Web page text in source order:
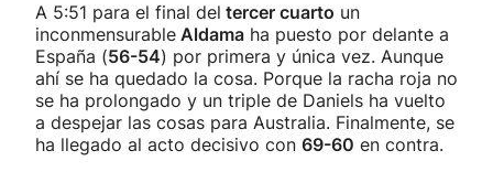
A 5:51 para el final del tercer cuarto un
inconmensurable Aldama ha puesto por delante a
España (56-54) por primera y única vez. Aunque
ahí se ha quedado la cosa. Porque la racha roja no
se ha prolongado y un triple de Daniels ha vuelto
a despejar las cosas para Australia. Finalmente, se
ha llegado al acto decisivo con 69-60 en contra.